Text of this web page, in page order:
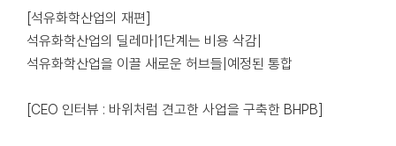
[석유화학산업의 재편]
석유화학산업의 딜레마|1단계는 비용 삭감|
석유화학산업을 이끌 새로운 허브들|예정된 통합
[CEO 인터뷰 : 바위처럼 견고한 사업을 구축한 BHPB]